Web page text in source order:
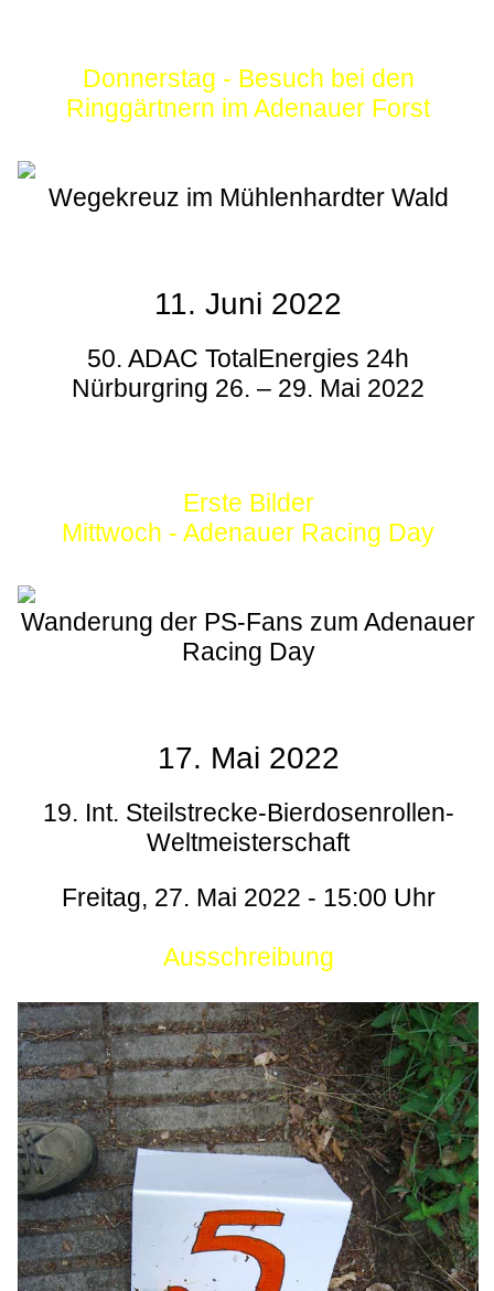
Donnerstag - Besuch bei den
Ringgärtnern im Adenauer Forst
Wegekreuz im Mühlenhardter Wald
11. Juni 2022
50. ADAC TotalEnergies 24h
Nürburgring 26. – 29. Mai 2022
Erste Bilder
Mittwoch - Adenauer Racing Day
Wanderung der PS-Fans zum Adenauer
Racing Day
17. Mai 2022
19. Int. Steilstrecke-Bierdosenrollen-
Weltmeisterschaft
Freitag, 27. Mai 2022 - 15:00 Uhr
Ausschreibung